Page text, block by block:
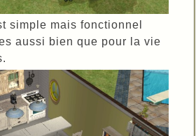
simple mais fonctionnel
aussi bien que pour la vie